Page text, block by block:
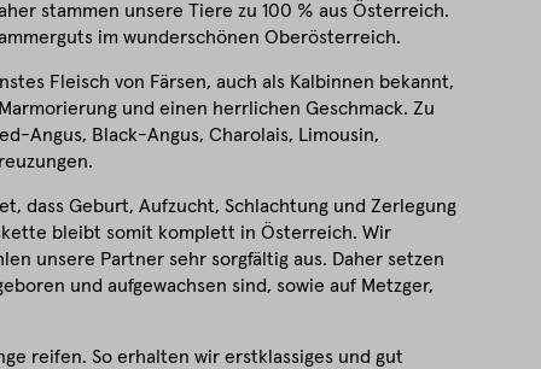
stammen unsere Tiere zu 100 % aus Österreich.
im wunderschönen Oberösterreich.
Fleisch von Färsen, auch als Kalbinnen bekannt,
und einen herrlichen Geschmack. Zu
Angus, Black-Angus, Charolais, Limousin,
dass Geburt, Aufzucht, Schlachtung und Zerlegung
bleibt somit komplett in Österreich. Wir
unsere Partner sehr sorgfältig aus. Daher setzen
und aufgewachsen sind, sowie auf Metzger,
reifen. So erhalten wir erstklassiges und gut